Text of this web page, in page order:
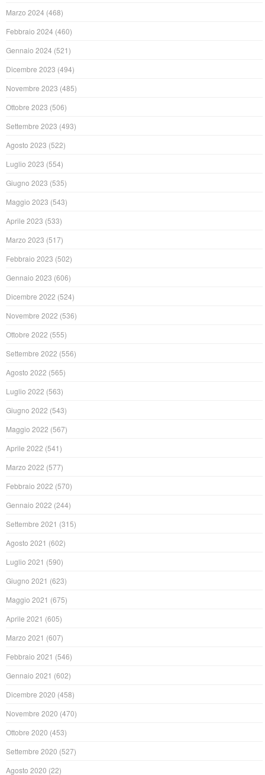
Marzo 2024 (468)
Febbraio 2024 (460)
Gennaio 2024 (521)
Dicembre 2023 (494)
Novembre 2023 (485)
Ottobre 2023 (506)
Settembre 2023 (493)
Agosto 2023 (522)
Luglio 2023 (554)
Giugno 2023 (535)
Maggio 2023 (543)
Aprile 2023 (533)
Marzo 2023 (517)
Febbraio 2023 (502)
Gennaio 2023 (606)
Dicembre 2022 (524)
Novembre 2022 (536)
Ottobre 2022 (555)
Settembre 2022 (556)
Agosto 2022 (565)
Luglio 2022 (563)
Giugno 2022 (543)
Maggio 2022 (567)
Aprile 2022 (541)
Marzo 2022 (577)
Febbraio 2022 (570)
Gennaio 2022 (244)
Settembre 2021 (315)
Agosto 2021 (602)
Luglio 2021 (590)
Giugno 2021 (623)
Maggio 2021 (675)
Aprile 2021 (605)
Marzo 2021 (607)
Febbraio 2021 (546)
Gennaio 2021 (602)
Dicembre 2020 (458)
Novembre 2020 (470)
Ottobre 2020 (453)
Settembre 2020 (527)
Agosto 2020 (22)